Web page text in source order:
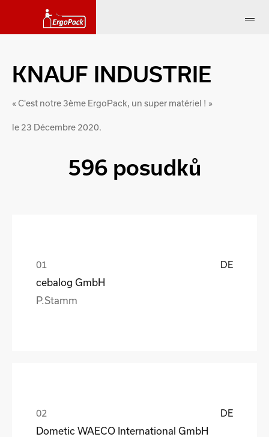
KNAUF INDUSTRIE
« C'est notre 3ème ErgoPack, un super matériel ! »
le 23 Décembre 2020.
596 posudků
DE
cebalog GmbH
P.Stamm
DE
Dometic WAECO International GmbH